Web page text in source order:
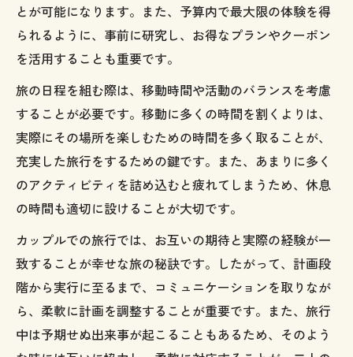
とが可能になります。また、予算内で最大限の体験を得
られるように、事前に研究し、お得なプランやクーポン
を活用することも重要です。
旅の日程を組む際は、移動時間や活動のバランスを考慮
することが必要です。移動に多くの時間を割くよりは、
実際にその場所を楽しむための時間を多く取ることが、
充実した旅行をするための鍵です。また、あまりに多く
のアクティビティを詰め込むと疲れてしまうため、休息
の時間も適切に設けることが大切です。
カップルでの旅行では、お互いの期待と実際の経験が一
致することが幸せな旅の秘訣です。したがって、計画段
階から実行に至るまで、コミュニケーションを取りなが
ら、柔軟に計画を調整することが重要です。また、旅行
中は予期せぬ出来事が起こることもあるため、そのよう